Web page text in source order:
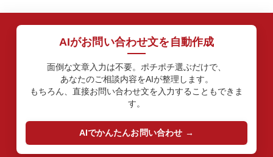
AIがお問い合わせ文を自動作成
面倒な文章入力は不要。ポチポチ選ぶだけで、
あなたのご相談内容をAIが整理します。
もちろん、直接お問い合わせ文を入力することもできま
す。
AIでかんたんお問い合わせ